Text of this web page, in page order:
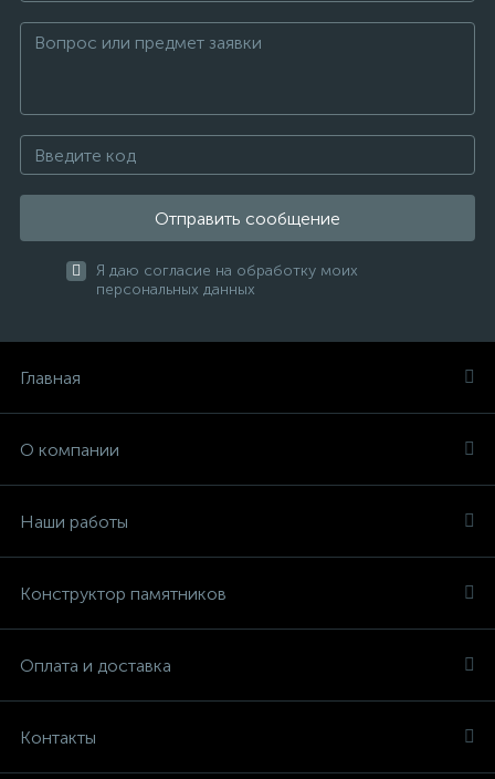
Отправить сообщение
Я даю согласие на обработку моих
персональных данных
Главная
О компании
Наши работы
Конструктор памятников
Оплата и доставка
Контакты